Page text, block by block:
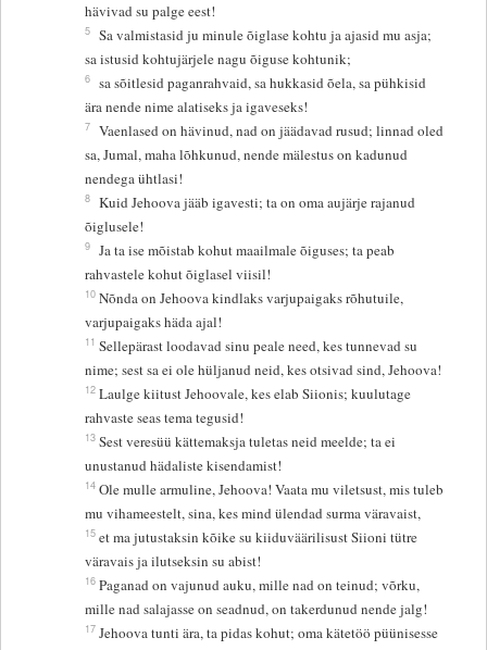
hävivad su palge eest!
5 Sa valmistasid ju minule õiglase kohtu ja ajasid mu asja;
sa istusid kohtujärjele nagu õiguse kohtunik;
6 sa sõitlesid paganrahvaid, sa hukkasid õela, sa pühkisid
ära nende nime alatiseks ja igaveseks!
7 Vaenlased on hävinud, nad on jäädavad rusud; linnad oled
sa, Jumal, maha lõhkunud, nende mälestus on kadunud
nendega ühtlasi!
8 Kuid Jehoova jääb igavesti; ta on oma aujärje rajanud
õiglusele!
9 Ja ta ise mõistab kohut maailmale õiguses; ta peab
rahvastele kohut õiglasel viisil!
10 Nõnda on Jehoova kindlaks varjupaigaks rõhutuile,
varjupaigaks häda ajal!
11 Sellepärast loodavad sinu peale need, kes tunnevad su
nime; sest sa ei ole hüljanud neid, kes otsivad sind, Jehoova!
12 Laulge kiitust Jehoovale, kes elab Siionis; kuulutage
rahvaste seas tema tegusid!
13 Sest veresüü kättemaksja tuletas neid meelde; ta ei
unustanud hädaliste kisendamist!
14 Ole mulle armuline, Jehoova! Vaata mu viletsust, mis tuleb
mu vihameestelt, sina, kes mind ülendad surma väravaist,
15 et ma jutustaksin kõike su kiiduväärilisust Siioni tütre
väravais ja ilutseksin su abist!
16 Paganad on vajunud auku, mille nad on teinud; võrku,
mille nad salajasse on seadnud, on takerdunud nende jalg!
17 Jehoova tunti ära, ta pidas kohut; oma kätetöö püünisesse